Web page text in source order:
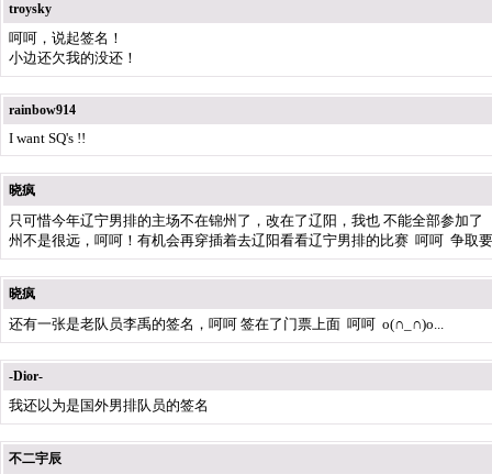
troysky
呵呵，说起签名！
小边还欠我的没还！
rainbow914
I want SQ's !!
晓疯
只可惜今年辽宁男排的主场不在锦州了，改在了辽阳，我也 不能全部参加
州不是很远，呵呵！有机会再穿插着去辽阳看看辽宁男排的比赛 呵呵 争取
晓疯
还有一张是老队员李禹的签名，呵呵 签在了门票上面 呵呵 o(∩_∩)o...
-Dior-
我还以为是国外男排队员的签名
不二宇辰